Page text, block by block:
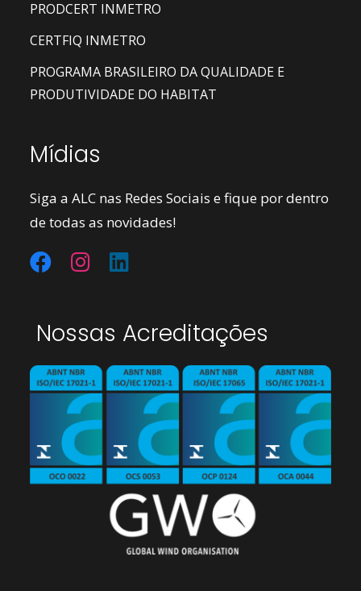
PRODCERT INMETRO
CERTFIQ INMETRO
PROGRAMA BRASILEIRO DA QUALIDADE E
PRODUTIVIDADE DO HABITAT
Mídias
Siga a ALC nas Redes Sociais e fique por dentro
de todas as novidades!
Nossas Acreditações